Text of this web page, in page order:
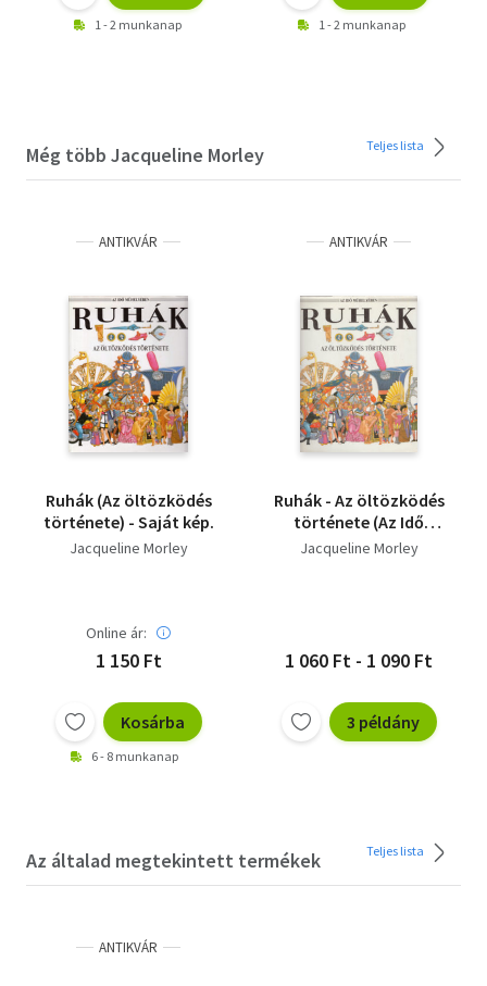
1 - 2 munkanap 1 - 2 munkanap
Még több Jacqueline Morley Teljes lista
ANTIKVÁR
Ruhák (Az öltözködés
története) - Saját kép.
Jacqueline Morley
Online ár:
1 150 Ft
Kosárba
6 - 8 munkanap
ANTIKVÁR
Ruhák - Az öltözködés
története (Az Idő
Műhelyében)
Jacqueline Morley
1 060 Ft - 1 090 Ft
3 példány
Az általad megtekintett termékek Teljes lista
ANTIKVÁR